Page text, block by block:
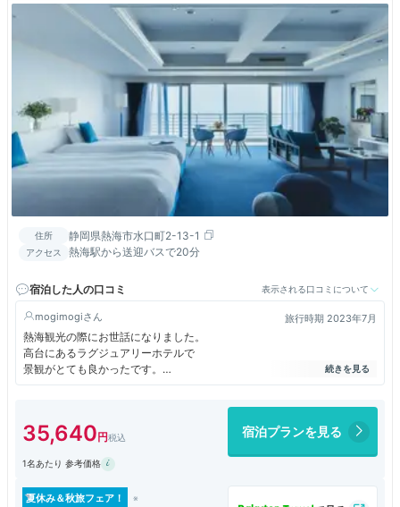
住所 静岡県熱海市水口町2-13-1
アクセス 熱海駅から送迎バスで20分
宿泊した人の口コミ 表示される口コミについて
mogimogi 旅行時期 2023年7月
熱海観光の際にお世話になりました。
高台にあるラグジュアリーホテルで
景観がとても良かったです。
客室も広々としていてゆったり出来
また利用したいホテルです。
35,640 宿泊プランを見る
1名あたり 参考価格
夏休み＆秋旅フェア！